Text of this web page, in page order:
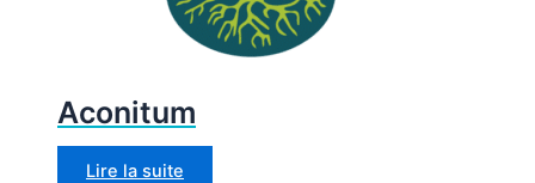
Aconitum
Lire la suite